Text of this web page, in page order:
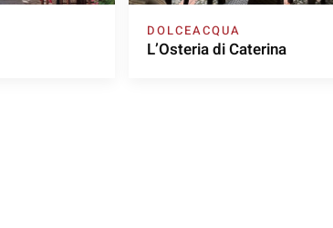
DOLCEACQUA
L’Osteria di Caterina